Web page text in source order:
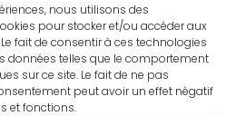
nous utilisons des
pour stocker et/ou accéder aux
fait de consentir à ces technologies
données telles que le comportement
sur ce site. Le fait de ne pas
peut avoir un effet négatif
et fonctions.